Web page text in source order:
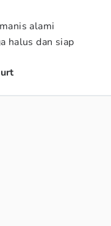
alami
halus dan siap